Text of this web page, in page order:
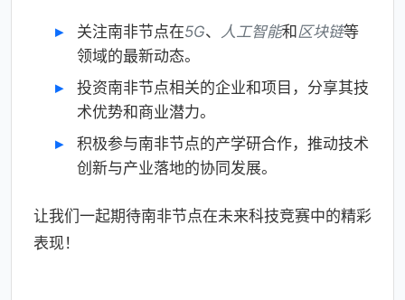
关注南非节点在5G、 人工智能和 区块链等
领域的最新动态。
投资南非节点相关的企业和项目，分享其技
术优势和商业潜力。
积极参与南非节点的产学研合作，推动技术
创新与产业落地的协同发展。
让我们一起期待南非节点在未来科技竞赛中的精彩
表现！